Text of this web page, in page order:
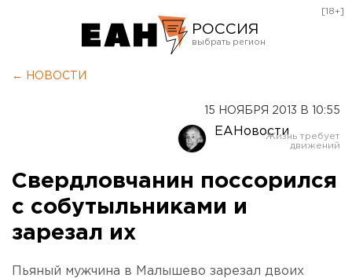
РОССИЯ
Оренбург
[18+]
← НОВОСТИ
15 НОЯБРЯ 2013 В 10:55
ЕАНовости
Свердловчанин поссорился
с собутыльниками и
зарезал их
Пьяный мужчина в Малышево зарезал двоих